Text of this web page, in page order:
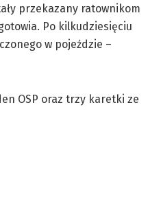
przekazany ratownikom
Po kilkudziesięciu
w pojeździe –
OSP oraz trzy karetki ze